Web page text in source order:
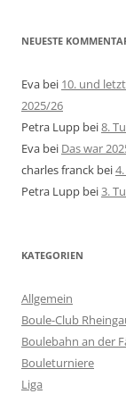
NEUESTE
Eva bei 10. und
2025/26
Petra Lupp bei8.
Eva bei Das war
charles franck bei
Petra Lupp bei3.
KATEGORIEN
Allgemein
Boule-Club
Boulebahn an der
Bouleturniere
Liga